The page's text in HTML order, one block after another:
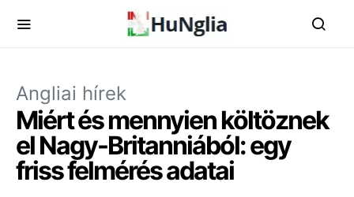
Angliai hírek
Miért és mennyien költöznek
el Nagy-Britanniából: egy
friss felmérés adatai